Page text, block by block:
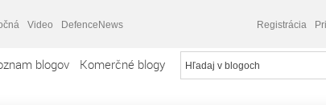
Video DefenceNews Registrácia
blogov Komerčné blogy